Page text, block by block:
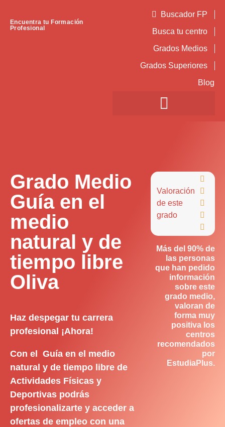
Encuentra tu Formación
Profesional
Buscador FP
Busca tu centro
Grados Medios
Grados Superiores
Blog
Grado Medio
Guía en el
medio
natural y de
tiempo libre
Oliva
Haz despegar tu carrera
profesional ¡Ahora!
Con el Guía en el medio
natural y de tiempo libre de
Actividades Físicas y
Deportivas podrás
profesionalizarte y acceder a
ofertas de empleo con una
Valoración
de este
grado





Más del 90% de
las personas
que han pedido
información
sobre este
grado medio,
valoran de
forma muy
positiva los
centros
recomendados
por
EstudiaPlus.